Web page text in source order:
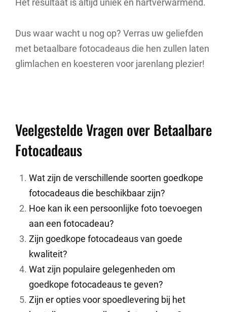
Het resultaat is altijd uniek en hartverwarmend.
Dus waar wacht u nog op? Verras uw geliefden
met betaalbare fotocadeaus die hen zullen laten
glimlachen en koesteren voor jarenlang plezier!
Veelgestelde Vragen over Betaalbare
Fotocadeaus
Wat zijn de verschillende soorten goedkope
fotocadeaus die beschikbaar zijn?
Hoe kan ik een persoonlijke foto toevoegen
aan een fotocadeau?
Zijn goedkope fotocadeaus van goede
kwaliteit?
Wat zijn populaire gelegenheden om
goedkope fotocadeaus te geven?
Zijn er opties voor spoedlevering bij het